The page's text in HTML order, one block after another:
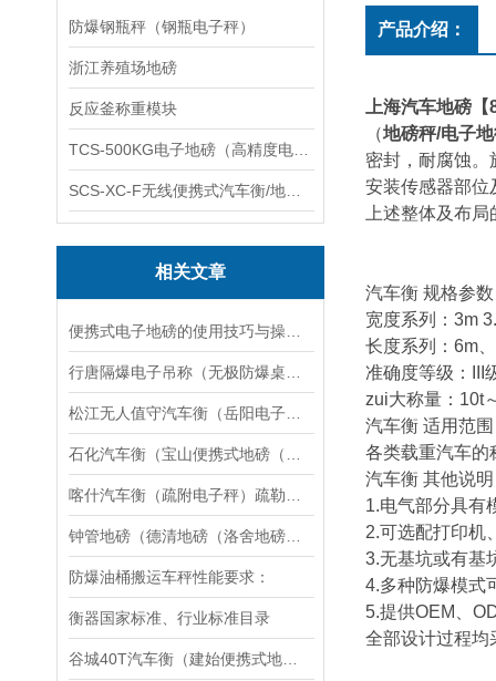
防爆钢瓶秤（钢瓶电子秤）
浙江养殖场地磅
反应釜称重模块
相关文章
防爆油桶搬运车秤性能要求：
衡器国家标准、行业标准目录
产品介绍：
上海汽车地磅
（地磅秤/电子
密封，耐腐蚀。
安装传感器部位
上述整体及布
汽车衡 规格参
宽度系列：3m
长度系列：6m
准确度等级：III
zui大称量：10t
汽车衡 适用范
各类载重汽车的
汽车衡 其他说
1.电气部分具有
2.可选配打印机
3.无基坑或有基
4.多种防爆模式
5.提供OEM、
全部设计过程均